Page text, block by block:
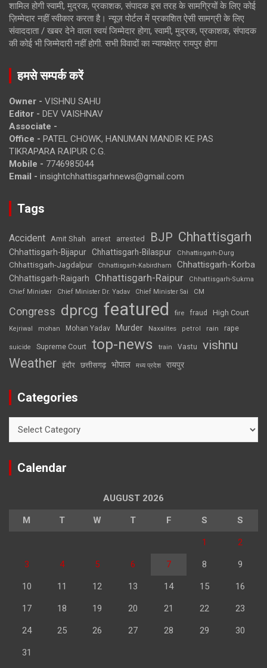
शामिल होगी स्वामी, मुद्रक, प्रकाशक, संपादक इस तरह के सामग्रियों के लिए कोई
ज़िम्मेदार नहीं स्वीकार करता है। न्यूज़ पोर्टल में प्रकाशित ऐसी सामग्री के लिए
संवाददाता / खबर देने वाला स्वयं जिम्मेदार होगा, स्वामी, मुद्रक, प्रकाशक, संपादक
की कोई भी जिम्मेदारी नहीं होगी. सभी विवादों का न्यायक्षेत्र रायपुर होगा
हमसे सम्पर्क करें
Owner - VISHNU SAHU
Editor - DEV VAISHNAV
Associate -
Office - PATEL CHOWK, HANUMAN MANDIR KE PAS
TIKRAPARA RAIPUR C.G.
Mobile - 7746985044
Email - insightchhattisgarhnews@gmail.com
Tags
Accident Amit Shah arrest arrested BJP Chhattisgarh
Chhattisgarh-Bijapur Chhattisgarh-Bilaspur Chhattisgarh-Durg
Chhattisgarh-Jagdalpur Chhattisgarh-Kabirdham Chhattisgarh-Korba
Chhattisgarh-Raigarh Chhattisgarh-Raipur
Chhattisgarh-Sukma
Chief Minister
Chief Minister Dr. Yadav Chief Minister Sai CM
Congress dprcg featured fire fraud High Court
Kejriwal mohan Mohan Yadav Murder Naxalites petrol rain rape
suicide Supreme Court top-news train Vastu vishnu
Weather इंदौर छत्तीसगढ़ भोपाल मध्य प्रदेश रायपुर
Categories
Calendar
AUGUST 2026
M T W T F S S
1 2
3 4 5 6 7 8 9
10 11 12 13 14 15 16
17 18 19 20 21 22 23
24 25 26 27 28 29 30
31